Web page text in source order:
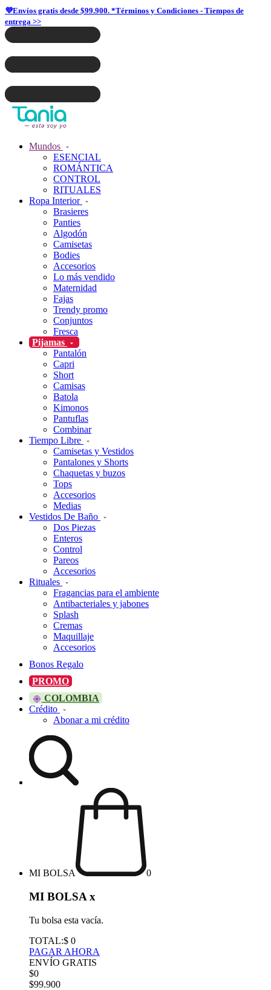
💜Envíos gratis desde $99.900. *Términos y Condiciones - Tiempos de
entrega >>
Mundos
ESENCIAL
ROMÁNTICA
CONTROL
RITUALES
Ropa Interior
Brasieres
Panties
Algodón
Camisetas
Bodies
Accesorios
Lo más vendido
Maternidad
Fajas
Trendy promo
Conjuntos
Fresca
Pijamas
Pantalón
Capri
Short
Camisas
Batola
Kimonos
Pantuflas
Combinar
Tiempo Libre
Camisetas y Vestidos
Pantalones y Shorts
Chaquetas y buzos
Tops
Accesorios
Medias
Vestidos De Baño
Dos Piezas
Enteros
Control
Pareos
Accesorios
Rituales
Fragancias para el ambiente
Antibacteriales y jabones
Splash
Cremas
Maquillaje
Accesorios
Bonos Regalo
PROMO
COLOMBIA
Crédito
Abonar a mi crédito
MI BOLSA 0
MI BOLSA x
Tu bolsa esta vacía.
TOTAL:$ 0
PAGAR AHORA
ENVÍO GRATIS
$0
$99.900